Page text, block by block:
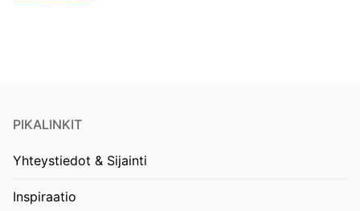
PIKALINKIT
Yhteystiedot & Sijainti
Inspiraatio